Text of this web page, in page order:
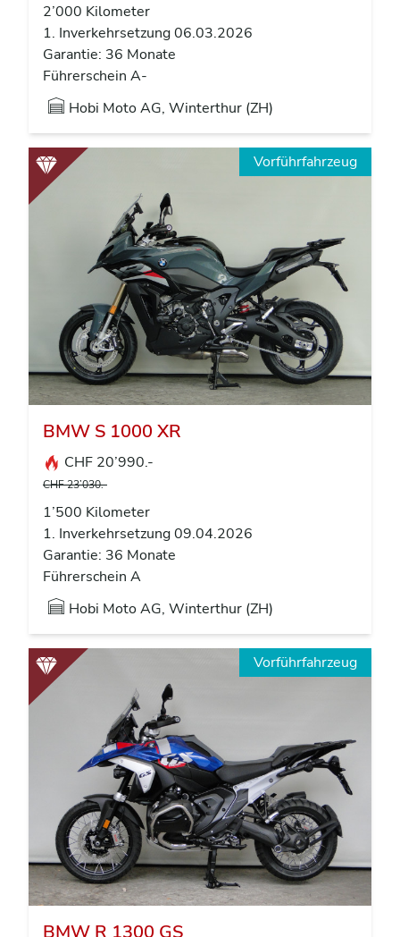
2’000 Kilometer
1. Inverkehrsetzung 06.03.2026
Garantie: 36 Monate
Führerschein A-
Hobi Moto AG, Winterthur (ZH)
Vorführfahrzeug
BMW S 1000 XR
CHF 20’990.-
CHF 23’030.-
1’500 Kilometer
1. Inverkehrsetzung 09.04.2026
Garantie: 36 Monate
Führerschein A
Hobi Moto AG, Winterthur (ZH)
Vorführfahrzeug
BMW R 1300 GS